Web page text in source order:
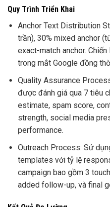
Quy Trình Triển Khai
Anchor Text Distribution
trần), 30% mixed anchor
exact-match anchor.
trong mắt Google đồng
Quality Assurance
được đánh giá qua 7 tiêu
estimate, spam score,
strength, social media
performance.
Outreach Process: Sử
templates với tỷ lệ
campaign bao gồm 3
added follow-up, và final